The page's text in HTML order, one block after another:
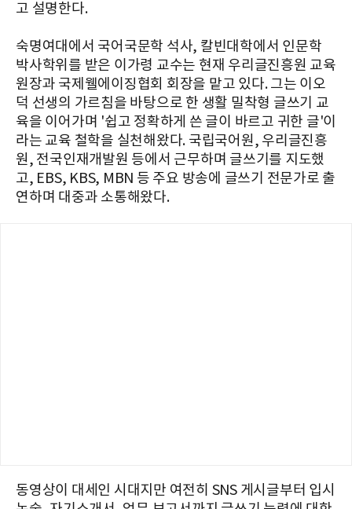
고 설명한다.
숙명여대에서 국어국문학 석사, 칼빈대학에서 인문학
박사학위를 받은 이가령 교수는 현재 우리글진흥원 교육
원장과 국제웰에이징협회 회장을 맡고 있다. 그는 이오
덕 선생의 가르침을 바탕으로 한 생활 밀착형 글쓰기 교
육을 이어가며 '쉽고 정확하게 쓴 글이 바르고 귀한 글'이
라는 교육 철학을 실천해왔다. 국립국어원, 우리글진흥
원, 전국인재개발원 등에서 근무하며 글쓰기를 지도했
고, EBS, KBS, MBN 등 주요 방송에 글쓰기 전문가로 출
연하며 대중과 소통해왔다.
동영상이 대세인 시대지만 여전히 SNS 게시글부터 입시